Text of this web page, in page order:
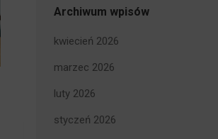
Archiwum wpisów
kwiecień 2026
marzec 2026
luty 2026
styczeń 2026